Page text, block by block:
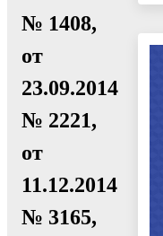
№ 1408,
от
23.09.2014
№ 2221,
от
11.12.2014
№ 3165,